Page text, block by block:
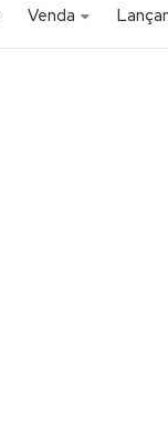
Venda